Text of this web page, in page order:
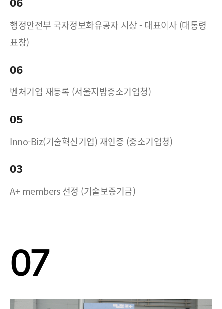
06
행정안전부 국자정보화유공자 시상 - 대표이사 (대통령
표창)
06
벤처기업 재등록 (서울지방중소기업청)
05
Inno-Biz(기술혁신기업) 재인증 (중소기업청)
03
A+ members 선정 (기술보증기금)
07